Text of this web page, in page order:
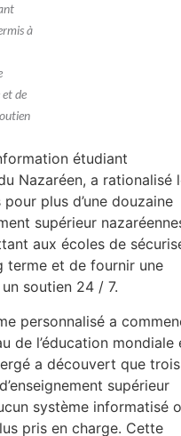
à
de
étudiant
Nazaréen, a rationalisé
plus d’une douzaine
supérieur
aux écoles de
terme et de fournir une
soutien 24 / 7.
personnalisé a
de l’éducation mondiale
a découvert que trois
supérieur
système informatisé
pris en charge. Cette